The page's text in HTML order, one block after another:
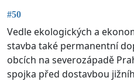
#50
Vedle ekologických a
stavba také permanentní
obcích na severozápadě
spojka před dostavbou